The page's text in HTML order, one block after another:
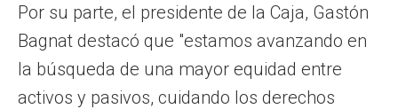
Por su parte, el presidente de la Caja, Gastón
Bagnat destacó que "estamos avanzando en
la búsqueda de una mayor equidad entre
activos y pasivos, cuidando los derechos